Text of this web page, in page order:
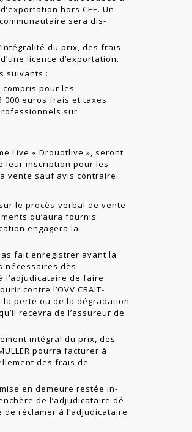
hors CEE. Un
communautaire sera dis­
du prix, des frais
licence d’exportation.
suivants :
compris pour les
000 euros frais et taxes
sur
Live « Drouotlive », seront
leur inscription pour les
vente sauf avis contraire.
sur le procès-verbal de vente
qu’aura fournis
engagera la
fait enregistrer avant la
nécessaires dès
l’adjudicataire de faire
contre l’OVV CRAIT-
la perte ou de la dégradation
recevra de l’assureur de
intégral du prix, des
pourra facturer à
des frais de
en demeure restée in­
de l’adjudicataire dé­
de réclamer à l’adjudicataire